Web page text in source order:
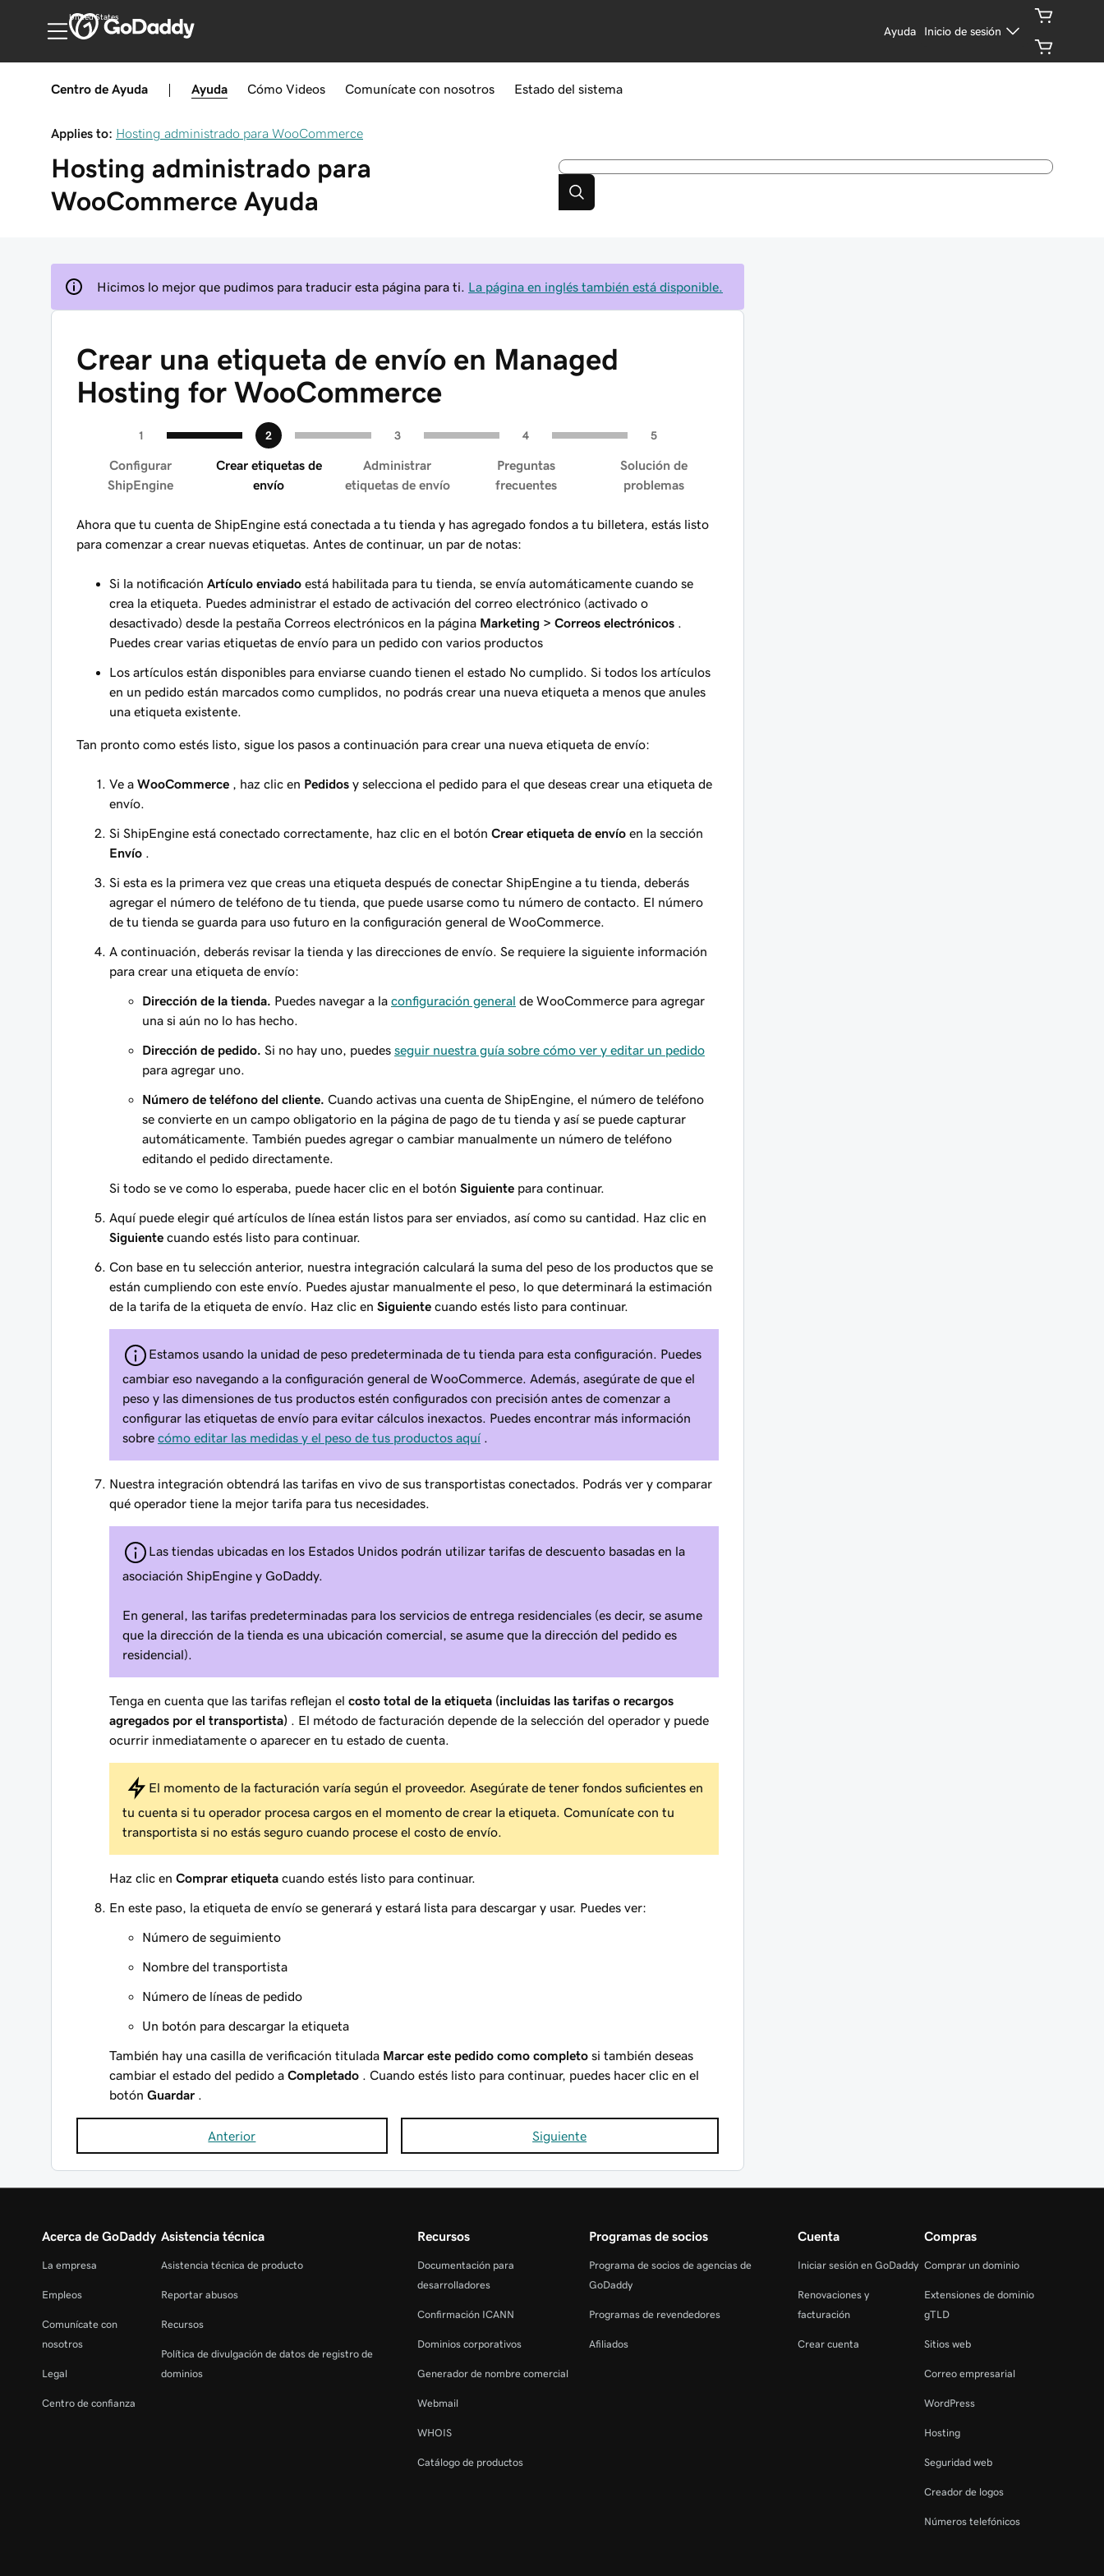
United States
Ayuda Inicio de sesión
Centro de Ayuda Ayuda Cómo Videos Comunícate con nosotros Estado del sistema
Applies to: Hosting administrado para WooCommerce
Hosting administrado para
WooCommerce Ayuda
Hicimos lo mejor que pudimos para traducir esta página para ti. La página en inglés también está disponible.
Crear una etiqueta de envío en Managed
Hosting for WooCommerce
Configurar
ShipEngine
Crear etiquetas de
envío
Administrar
etiquetas de envío
Preguntas
frecuentes
Solución de
problemas
Ahora que tu cuenta de ShipEngine está conectada a tu tienda y has agregado fondos a tu billetera, estás listo
para comenzar a crear nuevas etiquetas. Antes de continuar, un par de notas:
Si la notificación Artículo enviado está habilitada para tu tienda, se envía automáticamente cuando se
crea la etiqueta. Puedes administrar el estado de activación del correo electrónico (activado o
desactivado) desde la pestaña Correos electrónicos en la página Marketing > Correos electrónicos
Puedes crear varias etiquetas de envío para un pedido con varios productos
Los artículos están disponibles para enviarse cuando tienen el estado No cumplido. Si todos los artículos
en un pedido están marcados como cumplidos, no podrás crear una nueva etiqueta a menos que anules
una etiqueta existente.
Tan pronto como estés listo, sigue los pasos a continuación para crear una nueva etiqueta de envío:
Ve a WooCommerce , haz clic en Pedidos y selecciona el pedido para el que deseas crear una etiqueta de
envío.
Si ShipEngine está conectado correctamente, haz clic en el botón Crear etiqueta de envío en la sección
Envío
Si esta es la primera vez que creas una etiqueta después de conectar ShipEngine a tu tienda, deberás
agregar el número de teléfono de tu tienda, que puede usarse como tu número de contacto. El número
de tu tienda se guarda para uso futuro en la configuración general de WooCommerce.
A continuación, deberás revisar la tienda y las direcciones de envío. Se requiere la siguiente información
para crear una etiqueta de envío:
Dirección de la tienda. Puedes navegar a la configuración general de WooCommerce para agregar
una si aún no lo has hecho.
Dirección de pedido. Si no hay uno, puedes seguir nuestra guía sobre cómo ver y editar un pedido
para agregar uno.
Número de teléfono del cliente. Cuando activas una cuenta de ShipEngine, el número de teléfono
se convierte en un campo obligatorio en la página de pago de tu tienda y así se puede capturar
automáticamente. También puedes agregar o cambiar manualmente un número de teléfono
editando el pedido directamente.
Si todo se ve como lo esperaba, puede hacer clic en el botón Siguiente para continuar.
Aquí puede elegir qué artículos de línea están listos para ser enviados, así como su cantidad. Haz clic en
Siguiente cuando estés listo para continuar.
Con base en tu selección anterior, nuestra integración calculará la suma del peso de los productos que se
están cumpliendo con este envío. Puedes ajustar manualmente el peso, lo que determinará la estimación
de la tarifa de la etiqueta de envío. Haz clic en Siguiente cuando estés listo para continuar.
Estamos usando la unidad de peso predeterminada de tu tienda para esta configuración. Puedes
cambiar eso navegando a la configuración general de WooCommerce. Además, asegúrate de que el
peso y las dimensiones de tus productos estén configurados con precisión antes de comenzar a
configurar las etiquetas de envío para evitar cálculos inexactos. Puedes encontrar más información
sobre cómo editar las medidas y el peso de tus productos aquí
Nuestra integración obtendrá las tarifas en vivo de sus transportistas conectados. Podrás ver y comparar
qué operador tiene la mejor tarifa para tus necesidades.
Las tiendas ubicadas en los Estados Unidos podrán utilizar tarifas de descuento basadas en la
asociación ShipEngine y GoDaddy.
En general, las tarifas predeterminadas para los servicios de entrega residenciales (es decir, se asume
que la dirección de la tienda es una ubicación comercial, se asume que la dirección del pedido es
residencial).
Tenga en cuenta que las tarifas reflejan el costo total de la etiqueta (incluidas las tarifas o recargos
agregados por el transportista) . El método de facturación depende de la selección del operador y puede
ocurrir inmediatamente o aparecer en tu estado de cuenta.
El momento de la facturación varía según el proveedor. Asegúrate de tener fondos suficientes en
tu cuenta si tu operador procesa cargos en el momento de crear la etiqueta. Comunícate con tu
transportista si no estás seguro cuando procese el costo de envío.
Haz clic en Comprar etiqueta cuando estés listo para continuar.
En este paso, la etiqueta de envío se generará y estará lista para descargar y usar. Puedes ver:
Número de seguimiento
Nombre del transportista
Número de líneas de pedido
Un botón para descargar la etiqueta
También hay una casilla de verificación titulada Marcar este pedido como completo si también deseas
cambiar el estado del pedido a Completado . Cuando estés listo para continuar, puedes hacer clic en el
botón Guardar
Anterior Siguiente
Acerca de GoDaddy
La empresa
Empleos
Comunícate con
nosotros
Legal
Centro de confianza
Asistencia técnica
Asistencia técnica de producto
Reportar abusos
Recursos
Política de divulgación de datos de registro de
dominios
Recursos
Documentación para
desarrolladores
Confirmación ICANN
Dominios corporativos
Generador de nombre comercial
Webmail
WHOIS
Catálogo de productos
Programas de socios
Programa de socios de agencias de
GoDaddy
Programas de revendedores
Afiliados
Cuenta
Iniciar sesión en GoDaddy
Renovaciones y
facturación
Crear cuenta
Compras
Comprar un dominio
Extensiones de dominio
gTLD
Sitios web
Correo empresarial
WordPress
Hosting
Seguridad web
Creador de logos
Números telefónicos